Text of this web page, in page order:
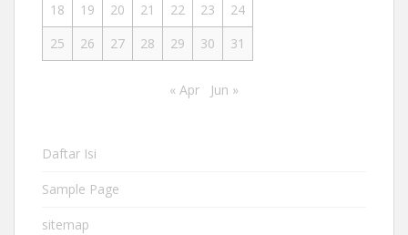
18
19 20 21 22 23
24
25
26 27 28 29 30 31
« Apr Jun »
Daftar Isi
Sample Page
sitemap